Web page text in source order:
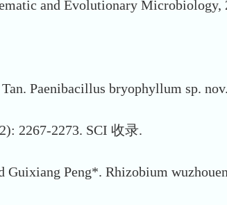
and Evolutionary Microbiology,
Paenibacillus bryophyllum sp.
2267-2273. SCI 收录.
Peng*. Rhizobium